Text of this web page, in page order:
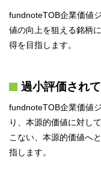
fundnoteTOB企業価値
値の向上を狙える銘柄
得を目指します。
過小評価され
fundnoteTOB企業価値
り、本源的価値に対し
こない、本源的価値へ
指します。